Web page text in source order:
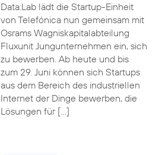
Data:Lab lädt die Startup-Einheit
von Telefónica nun gemeinsam mit
Osrams Wagniskapitalabteilung
Fluxunit Jungunternehmen ein, sich
zu bewerben. Ab heute und bis
zum 29. Juni können sich Startups
aus dem Bereich des industriellen
Internet der Dinge bewerben, die
Lösungen für […]